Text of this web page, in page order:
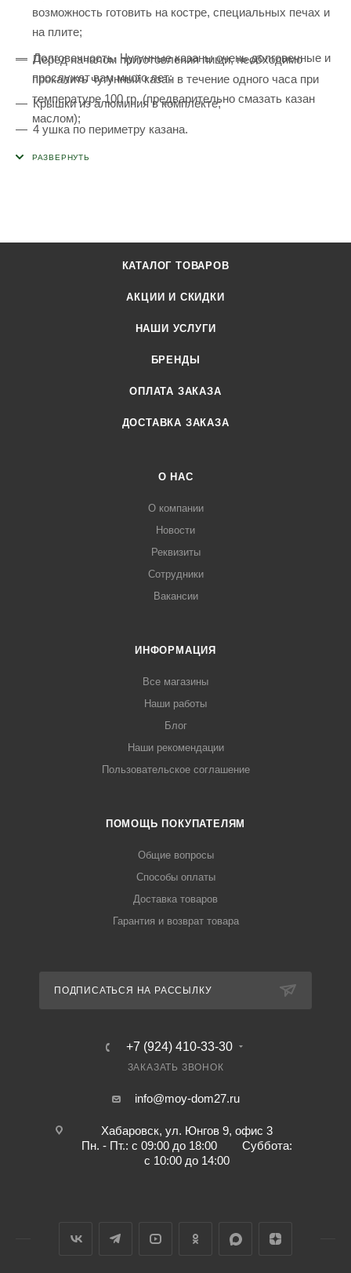
возможность готовить на костре, специальных печах и
на плите;
Долговечность. Чугунные казаны очень долговечные и
прослужат вам много лет;
Крышки из алюминия в комплекте;
4 ушка по периметру казана.
Перед началом приготовления пищи, необходимо
прокалить чугунный казан в течение одного часа при
температуре 100 гр. (предварительно смазать казан
маслом);
КАТАЛОГ ТОВАРОВ
АКЦИИ И СКИДКИ
НАШИ УСЛУГИ
БРЕНДЫ
ОПЛАТА ЗАКАЗА
ДОСТАВКА ЗАКАЗА
О НАС
О компании
Новости
Реквизиты
Сотрудники
Вакансии
ИНФОРМАЦИЯ
Все магазины
Наши работы
Блог
Наши рекомендации
Пользовательское соглашение
ПОМОЩЬ ПОКУПАТЕЛЯМ
Общие вопросы
Способы оплаты
Доставка товаров
Гарантия и возврат товара
ПОДПИСАТЬСЯ НА РАССЫЛКУ
+7 (924) 410-33-30
ЗАКАЗАТЬ ЗВОНОК
info@moy-dom27.ru
Хабаровск, ул. Юнгов 9, офис 3
Пн. - Пт.: с 09:00 до 18:00 Суббота:
с 10:00 до 14:00